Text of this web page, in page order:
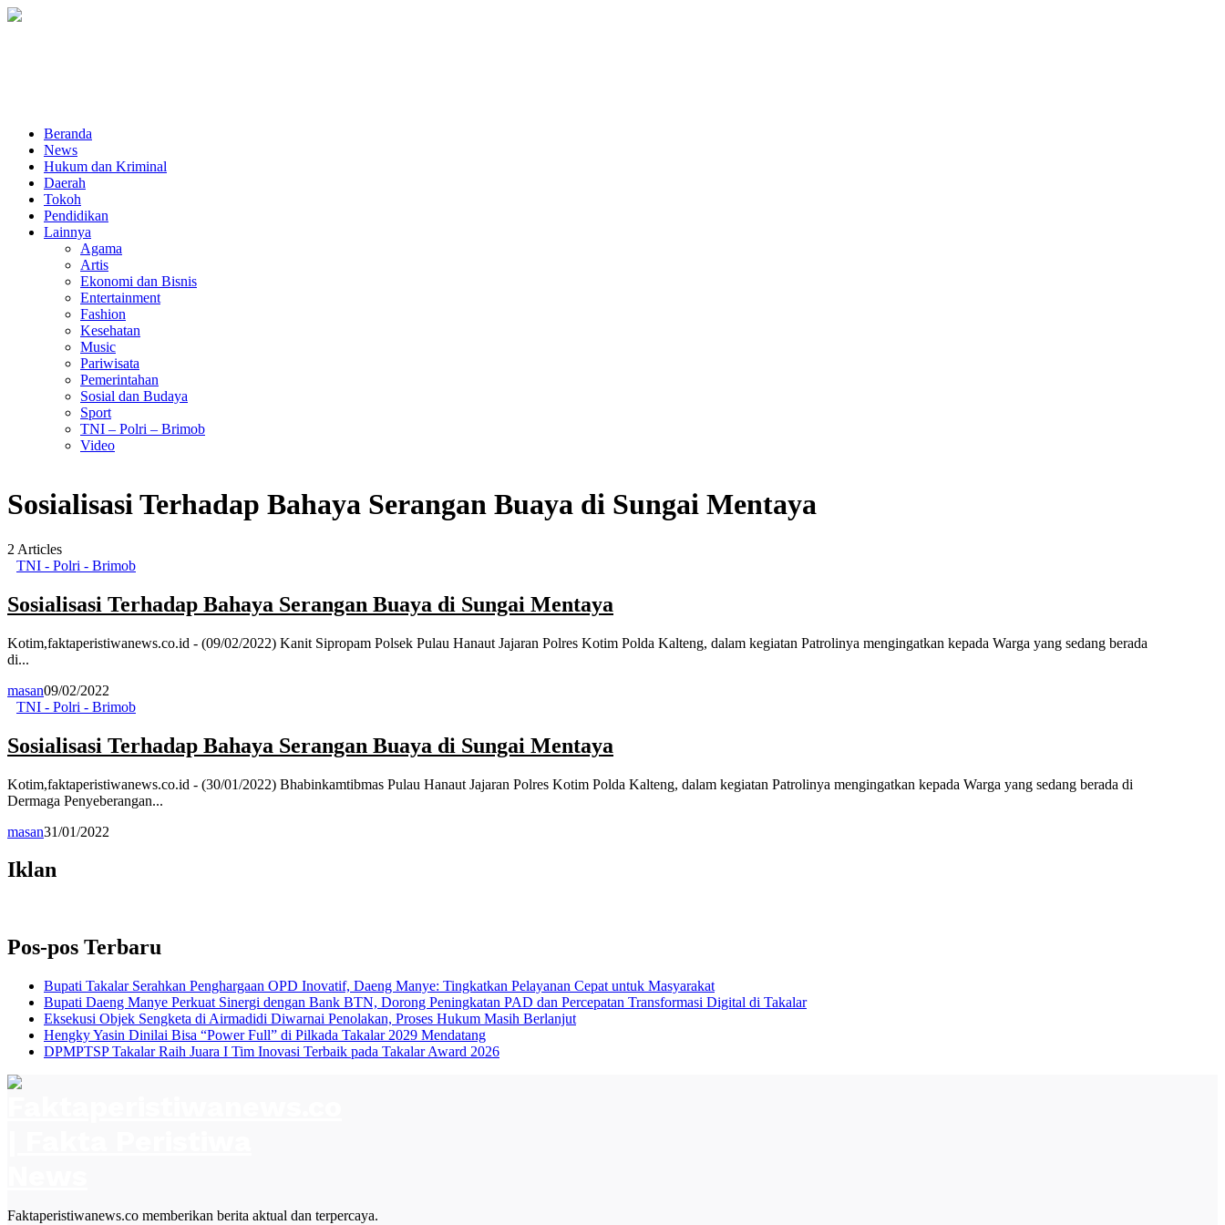
Beranda
News
Hukum dan Kriminal
Daerah
Tokoh
Pendidikan
Lainnya
Agama
Artis
Ekonomi dan Bisnis
Entertainment
Fashion
Kesehatan
Music
Pariwisata
Pemerintahan
Sosial dan Budaya
Sport
TNI – Polri – Brimob
Video
Sosialisasi Terhadap Bahaya Serangan Buaya di Sungai Mentaya
2 Articles
TNI - Polri - Brimob
Sosialisasi Terhadap Bahaya Serangan Buaya di Sungai Mentaya
Kotim,faktaperistiwanews.co.id - (09/02/2022) Kanit Sipropam Polsek Pulau Hanaut Jajaran Polres Kotim Polda Kalteng, dalam kegiatan Patrolinya mengingatkan kepada Warga yang sedang berada
di...
masan09/02/2022
TNI - Polri - Brimob
Sosialisasi Terhadap Bahaya Serangan Buaya di Sungai Mentaya
Kotim,faktaperistiwanews.co.id - (30/01/2022) Bhabinkamtibmas Pulau Hanaut Jajaran Polres Kotim Polda Kalteng, dalam kegiatan Patrolinya mengingatkan kepada Warga yang sedang berada di
Dermaga Penyeberangan...
masan31/01/2022
Iklan
Pos-pos Terbaru
Bupati Takalar Serahkan Penghargaan OPD Inovatif, Daeng Manye: Tingkatkan Pelayanan Cepat untuk Masyarakat
Bupati Daeng Manye Perkuat Sinergi dengan Bank BTN, Dorong Peningkatan PAD dan Percepatan Transformasi Digital di Takalar
Eksekusi Objek Sengketa di Airmadidi Diwarnai Penolakan, Proses Hukum Masih Berlanjut
Hengky Yasin Dinilai Bisa “Power Full” di Pilkada Takalar 2029 Mendatang
DPMPTSP Takalar Raih Juara I Tim Inovasi Terbaik pada Takalar Award 2026
Faktaperistiwanews.co memberikan berita aktual dan terpercaya.